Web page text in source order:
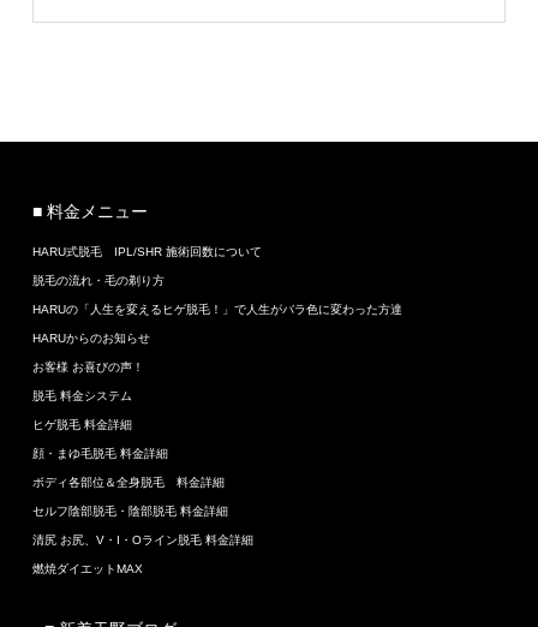
■ 料金メニュー
HARU式脱毛 IPL/SHR 施術回数について
脱毛の流れ・毛の剃り方
HARUの「人生を変えるヒゲ脱毛！」で人生がバラ色に変わった方達
HARUからのお知らせ
お客様 お喜びの声！
脱毛 料金システム
ヒゲ脱毛 料金詳細
顔・まゆ毛脱毛 料金詳細
ボディ各部位＆全身脱毛 料金詳細
セルフ陰部脱毛・陰部脱毛 料金詳細
清尻 お尻、V・I・Oライン脱毛 料金詳細
燃焼ダイエットMAX